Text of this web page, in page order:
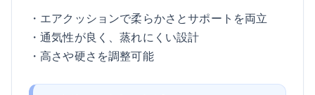
・エアクッションで柔らかさとサポートを両立
・通気性が良く、蒸れにくい設計
・高さや硬さを調整可能